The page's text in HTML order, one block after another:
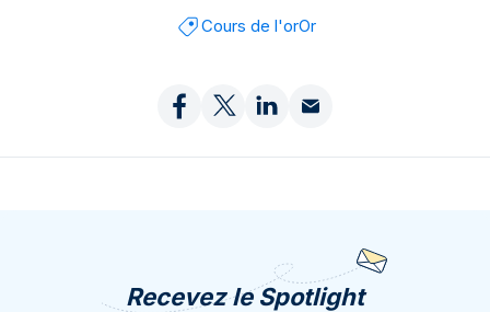
Cours de l'orOr
Recevez le Spotlight